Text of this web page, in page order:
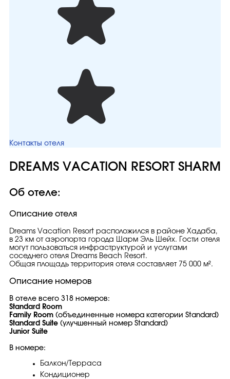
Контакты отеля
DREAMS VACATION RESORT SHARM
Об отеле:
Описание отеля
Dreams Vacation Resort расположился в районе Хадаба,
в 23 км от аэропорта города Шарм Эль Шейх. Гости отеля
могут пользоваться инфраструктурой и услугами
соседнего отеля Dreams Beach Resort.
Общая площадь территория отеля составляет 75 000 м².
Описание номеров
В отеле всего 318 номеров:
Standard Room
Family Room (объединенные номера категории Standard)
Standard Suite (улучшенный номер Standard)
Junior Suite
В номере:
Балкон/Терраса
Кондиционер